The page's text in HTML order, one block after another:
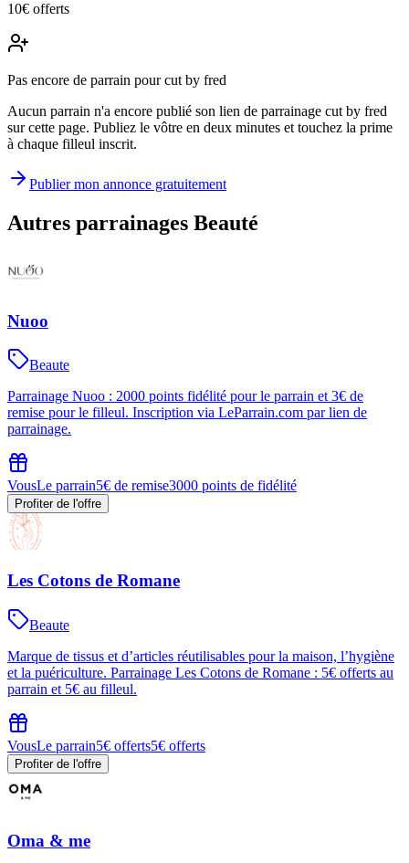
10€ offerts
Pas encore de parrain pour cut by fred
Aucun parrain n'a encore publié son lien de parrainage cut by fred
sur cette page. Publiez le vôtre en deux minutes et touchez la prime
à chaque filleul inscrit.
Publier mon annonce gratuitement
Autres parrainages Beauté
Nuoo
Beaute
Parrainage Nuoo : 2000 points fidélité pour le parrain et 3€ de
remise pour le filleul. Inscription via LeParrain.com par lien de
parrainage.
VousLe parrain5€ de remise3000 points de fidélité
Profiter de l'offre
Les Cotons de Romane
Beaute
Marque de tissus et d’articles réutilisables pour la maison, l’hygiène
et la puériculture. Parrainage Les Cotons de Romane : 5€ offerts au
parrain et 5€ au filleul.
VousLe parrain5€ offerts5€ offerts
Profiter de l'offre
Oma & me